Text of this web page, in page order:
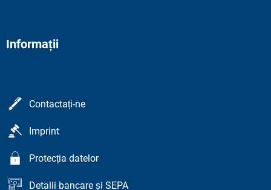
Informații
Contactați-ne
Imprint
Protecția datelor
Detalii bancare și SEPA